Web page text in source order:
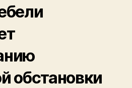
обстановки